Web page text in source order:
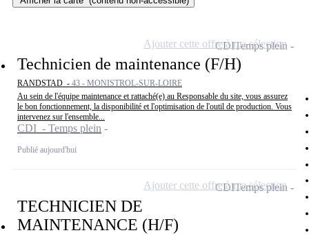
Technicien de maintenance (F/H)
RANDSTAD - 43 - MONISTROL-SUR-LOIRE
Au sein de l'équipe maintenance et rattaché(e) au Responsable du site, vous assurez
le bon fonctionnement, la disponibilité et l'optimisation de l'outil de production. Vous
intervenez sur l'ensemble...
CDI - Temps plein
Publié aujourd'hui
CDITemps plein
Ajouter cette offre à ma sélection
TECHNICIEN DE
MAINTENANCE (H/F)
CDITemps plein
Ajouter cette offre à ma sélection